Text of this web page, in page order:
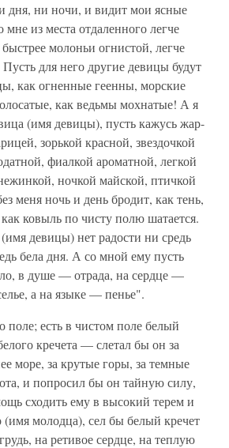
дня, ни ночи, и видит мои ясные
из места отдаленного легче
молоньи огнистой, легче
для него другие девицы будут
как огненные геенны, морские
как ведьмы мохнатые! А я
(имя девицы), пусть кажусь жар-
зорькой красной, звездочкой
фиалкой ароматной, легкой
ночкой майской, птичкой
меня ночь и день бродит, как тень,
как ковыль по чисту полю шатается.
девицы) нет радости ни средь
бела дня. А со мной ему пусть
в душе — отрада, на сердце —
а на языке — пенье".
есть в чистом поле белый
кречета — слетал бы он за
море, за крутые горы, за темные
и попросил бы он тайную силу,
сходить ему в высокий терем и
(имя молодца), сел бы белый кречет
на ретивое сердце, на теплую